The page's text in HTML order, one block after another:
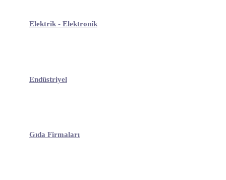
Elektrik - Elektronik
Endüstriyel
Gıda Firmaları